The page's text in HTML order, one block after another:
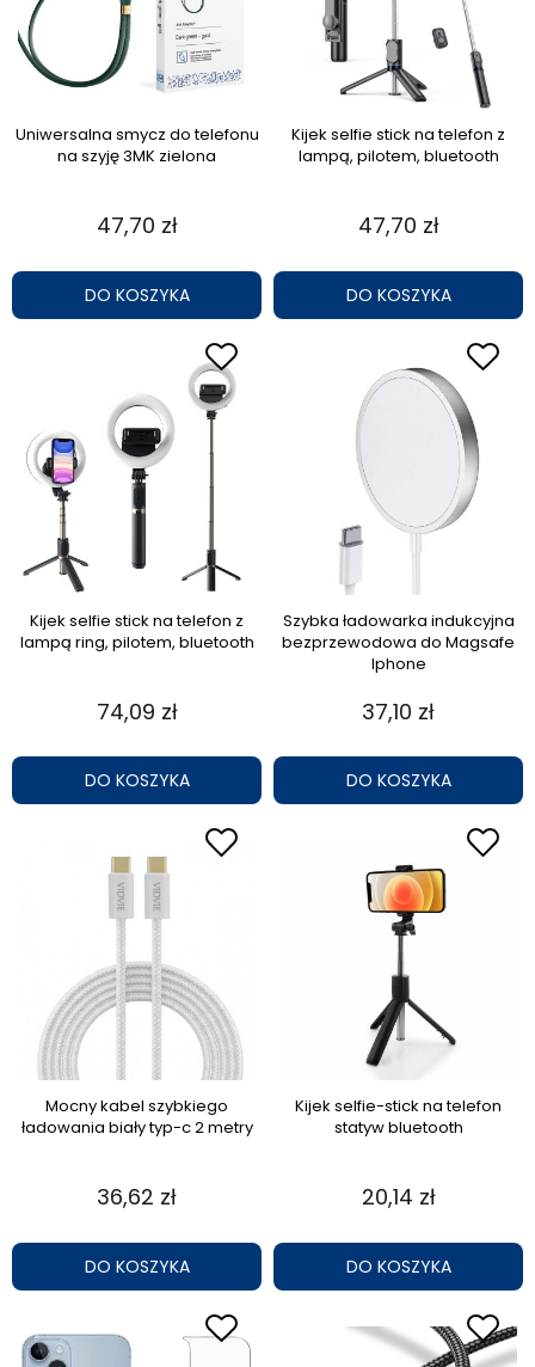
Uniwersalna smycz do telefonu
na szyję 3MK zielona
47,70 zł
DO KOSZYKA
Kijek selfie stick na telefon z
lampą, pilotem, bluetooth
47,70 zł
DO KOSZYKA
Kijek selfie stick na telefon z
lampą ring, pilotem, bluetooth
74,09 zł
DO KOSZYKA
Szybka ładowarka indukcyjna
bezprzewodowa do Magsafe
Iphone
37,10 zł
DO KOSZYKA
Mocny kabel szybkiego
ładowania biały typ-c 2 metry
36,62 zł
DO KOSZYKA
Kijek selfie-stick na telefon
statyw bluetooth
20,14 zł
DO KOSZYKA